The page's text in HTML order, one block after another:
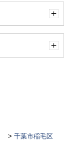
く
く
千葉市稲毛区